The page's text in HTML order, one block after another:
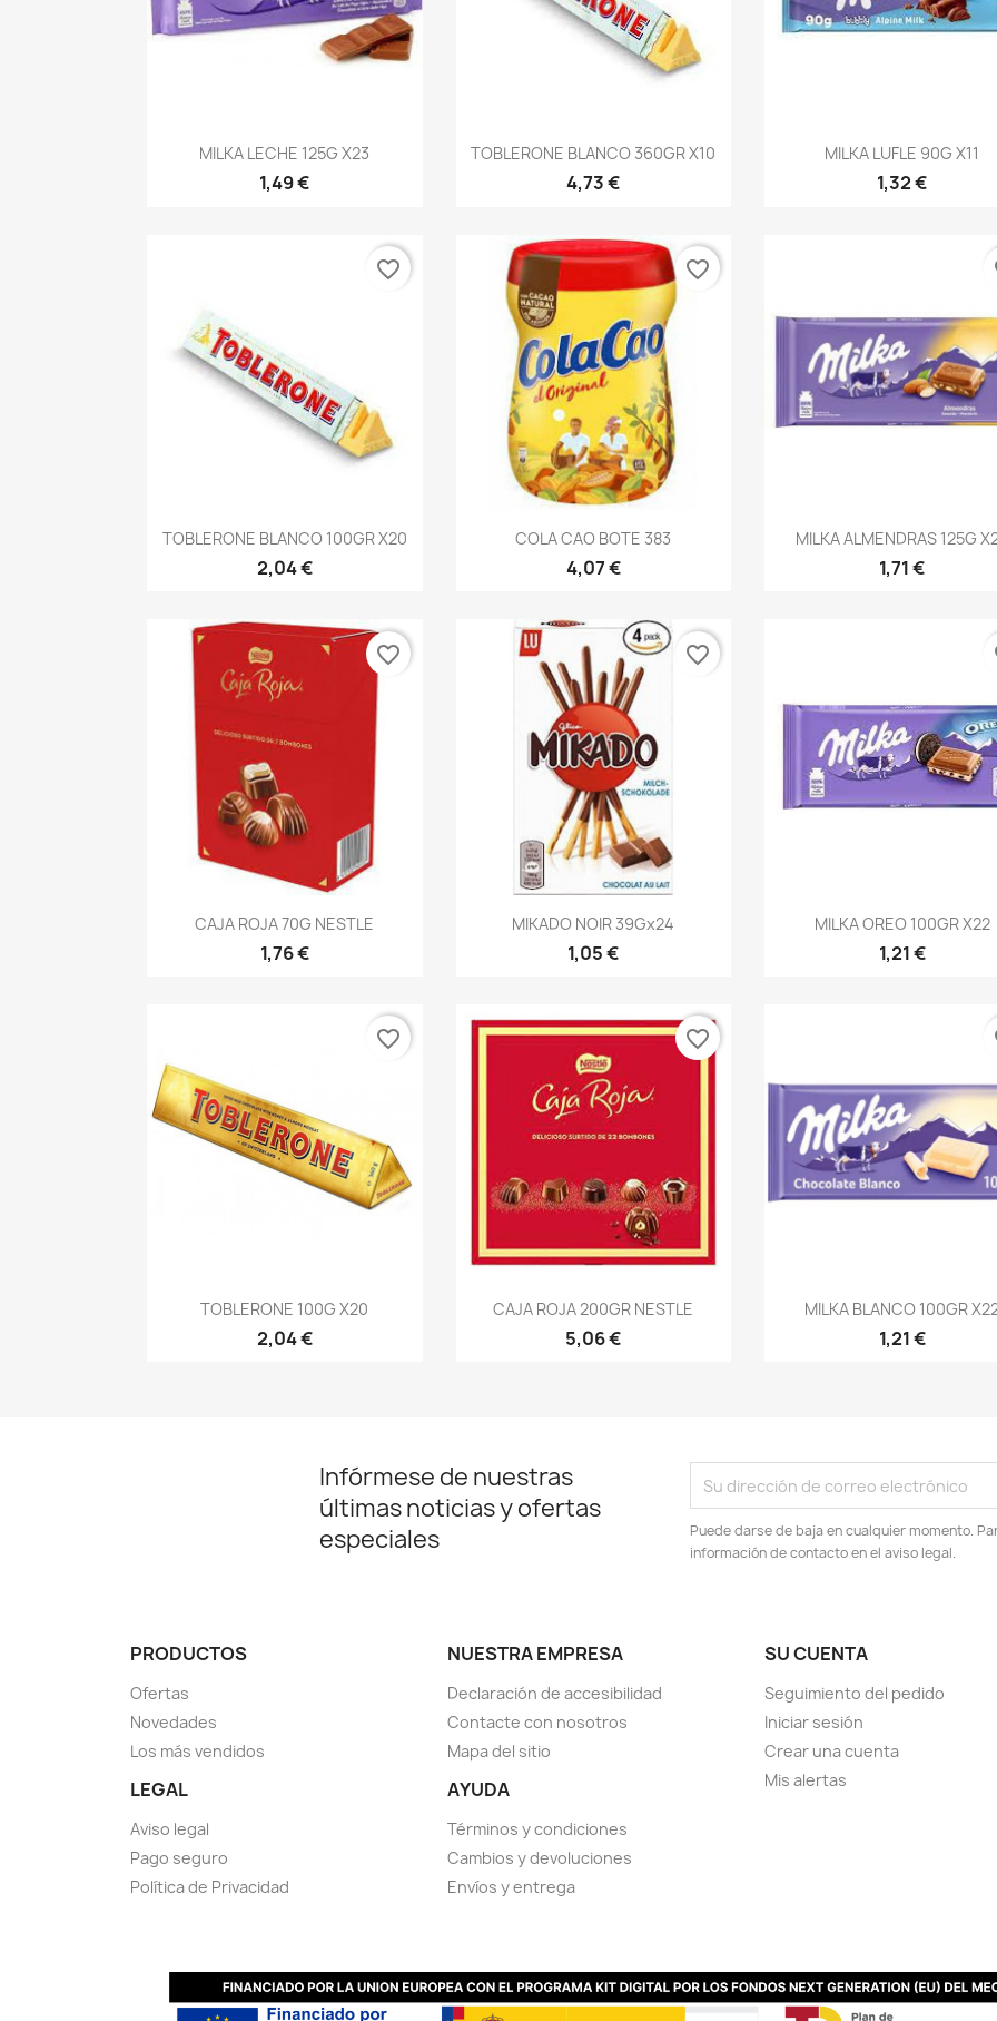
 Vista rápida
MILKA LECHE 125G X23
1,49 €
Vista rápida
TOBLERONE BLANCO 360GR X10
4,73 €
Vista rápida
MILKA LUFLE 90G X11
1,32 €
Vista rápida
TOBLERONE BLANCO 100GR X20
2,04 €
favorite_border
Vista rápida
COLA CAO BOTE 383
4,07 €
favorite_border
Vista rápida
MILKA ALMENDRAS 125G
1,71 €
Vista rápida
CAJA ROJA 70G NESTLE
1,76 €
favorite_border
Vista rápida
MIKADO NOIR 39Gx24
1,05 €
favorite_border
Vista rápida
MILKA OREO 100GR X22
1,21 €
Vista rápida
TOBLERONE 100G X20
2,04 €
favorite_border
Vista rápida
CAJA ROJA 200GR NESTLE
5,06 €
favorite_border
Vista rápida
MILKA BLANCO 100GR
1,21 €
Infórmese de nuestras
últimas noticias y ofertas
especiales
Puede darse de baja en cualquier momento.
información de contacto en el aviso legal.
PRODUCTOS
Ofertas
Novedades
Los más vendidos
NUESTRA EMPRESA
Declaración de accesibilidad
Contacte con nosotros
Mapa del sitio
LEGAL
Aviso legal
Pago seguro
Política de Privacidad
AYUDA
Términos y condiciones
Cambios y devoluciones
Envíos y entrega
SU CUENTA
Seguimiento del pedido
Iniciar sesión
Crear una cuenta
Mis alertas